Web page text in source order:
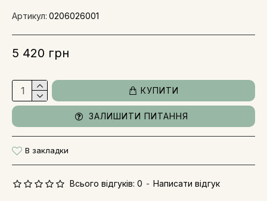
Всього відгуків: 0 - Написати відгук
5 420 грн
Артикул: 0206026001
КУПИТИ
ЗАЛИШИТИ ПИТАННЯ
В закладки